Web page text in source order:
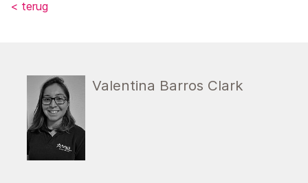
< terug
Valentina Barros Clark